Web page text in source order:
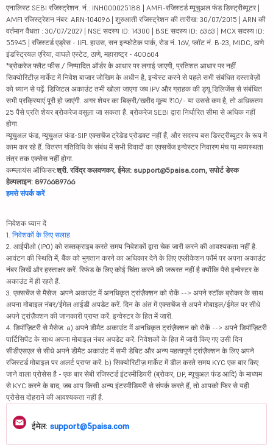
एनालिस्ट SEBI रजिस्ट्रेशन. नं.: INH000025188 | AMFI-रजिस्टर्ड म्यूचुअल फंड डिस्ट्रीब्यूटर |
AMFI रजिस्ट्रेशन नंबर: ARN-104096 | शुरुआती रजिस्ट्रेशन की तारीख: 30/07/2015 | ARN की
वर्तमान वैधता : 30/07/2027 | NSE सदस्य ID: 14300 | BSE सदस्य ID: 6363 | MCX सदस्य ID:
55945 | रजिस्टर्ड एड्रेस - IIFL हाउस, सन इन्फोटेक पार्क, रोड नं. 16V, प्लॉट नं. B-23, MIDC, ठाणे
इंडस्ट्रियल एरिया, वाघले एस्टेट, ठाणे, महाराष्ट्र - 400604
*ब्रोकरेज फ्लैट फीस / निष्पादित ऑर्डर के आधार पर लगाई जाएगी, प्रतिशत आधार पर नहीं.
सिक्योरिटीज़ मार्केट में निवेश बाजार जोखिम के अधीन है, इन्वेस्ट करने से पहले सभी संबंधित दस्तावेज़ों
को ध्यान से पढ़ें. डिजिटल अकाउंट तभी खोला जाएगा जब IPV और ग्राहक की ड्यू डिलिजेंस से संबंधित
सभी प्रक्रियाएं पूरी हो जाएंगी. अगर शेयर का बिक्री/खरीद मूल्य ₹10/- या उससे कम है, तो अधिकतम
25 पैसे प्रति शेयर ब्रोकरेज वसूला जा सकता है. ब्रोकरेज SEBI द्वारा निर्धारित सीमा से अधिक नहीं
होगा.
म्यूचुअल फंड, म्यूचुअल फंड-SIP एक्सचेंज ट्रेडेड प्रोडक्ट नहीं हैं, और सदस्य बस डिस्ट्रीब्यूटर के रूप में
काम कर रहे हैं. वितरण गतिविधि के संबंध में सभी विवादों का एक्सचेंज इन्वेस्टर निवारण मंच या मध्यस्थता
तंत्र तक एक्सेस नहीं होगा.
कम्प्लायंस ऑफिसर:श्री. रविंद्र कलवणकर, ईमेल: support@5paisa.com, सपोर्ट डेस्क
हेल्पलाइन: 8976689766
हमसे संपर्क करें
निवेशक ध्यान दें
1. निवेशकों के लिए सलाह
2. आईपीओ (IPO) को सब्सक्राइब करते समय निवेशकों द्वारा चेक जारी करने की आवश्यकता नहीं है.
आवंटन की स्थिति में, बैंक को भुगतान करने का अधिकार देने के लिए एप्लीकेशन फॉर्म पर अपना अकाउंट
नंबर लिखें और हस्ताक्षर करें. रिफंड के लिए कोई चिंता करने की जरूरत नहीं है क्योंकि पैसे इन्वेस्टर के
अकाउंट में ही रहते हैं.
3. एक्सचेंज से मैसेज: अपने अकाउंट में अनधिकृत ट्रांज़ैक्शन को रोकें --> अपने स्टॉक ब्रोकर के साथ
अपना मोबाइल नंबर/ईमेल आईडी अपडेट करें. दिन के अंत में एक्सचेंज से अपने मोबाइल/ईमेल पर सीधे
अपने ट्रांज़ैक्शन की जानकारी प्राप्त करें. इन्वेस्टर के हित में जारी.
4. डिपॉज़िटरी से मैसेज: a) अपने डीमैट अकाउंट में अनधिकृत ट्रांज़ैक्शन को रोकें --> अपने डिपॉज़िटरी
पार्टिसिपेंट के साथ अपना मोबाइल नंबर अपडेट करें. निवेशकों के हित में जारी किए गए उसी दिन
सीडीएसएल से सीधे अपने डीमैट अकाउंट में सभी डेबिट और अन्य महत्वपूर्ण ट्रांज़ैक्शन के लिए अपने
रजिस्टर्ड मोबाइल पर अलर्ट प्राप्त करें. b) सिक्योरिटीज़ मार्केट में डील करते समय KYC एक बार किए
जाने वाला प्रोसेस है - एक बार सेबी रजिस्टर्ड इंटरमीडियरी (ब्रोकर, DP, म्यूचुअल फंड आदि) के माध्यम
से KYC करने के बाद, जब आप किसी अन्य इंटरमीडियरी से संपर्क करते हैं, तो आपको फिर से यही
प्रोसेस दोहराने की आवश्यकता नहीं है.
ईमेल: support@5paisa.com